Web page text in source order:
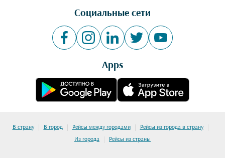
Социальные сети
Apps
В страну | В город | Рейсы между городами | Рейсы из города в страну |
Из города | Рейсы из страны